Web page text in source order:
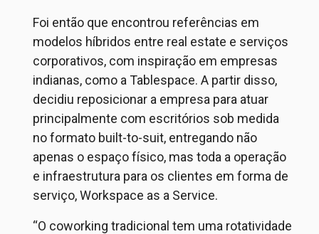
Foi então que encontrou referências em
modelos híbridos entre real estate e serviços
corporativos, com inspiração em empresas
indianas, como a Tablespace. A partir disso,
decidiu reposicionar a empresa para atuar
principalmente com escritórios sob medida
no formato built-to-suit, entregando não
apenas o espaço físico, mas toda a operação
e infraestrutura para os clientes em forma de
serviço, Workspace as a Service.
“O coworking tradicional tem uma rotatividade